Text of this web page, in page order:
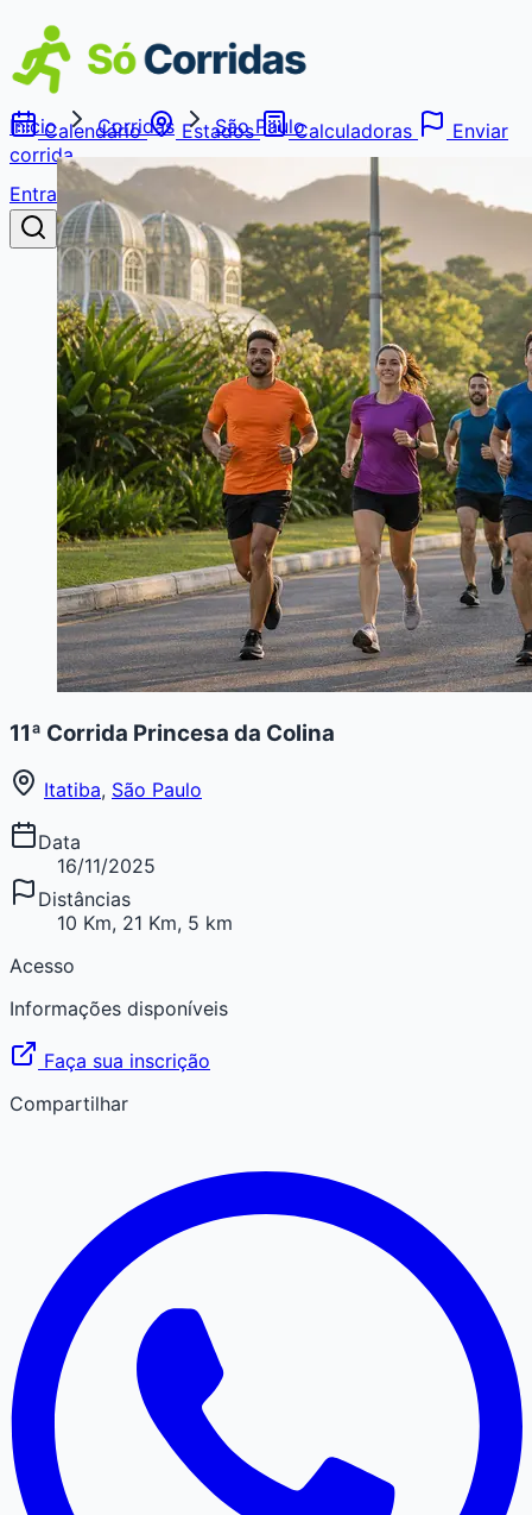
Calendário Estados Calculadoras
Enviar
corrida
Entrar
Início Corridas São Paulo
11ª Corrida Princesa da Colina
Itatiba, São Paulo
Data
16/11/2025
Distâncias
10 Km, 21 Km, 5 km
Acesso
Informações disponíveis
Faça sua inscrição
Compartilhar